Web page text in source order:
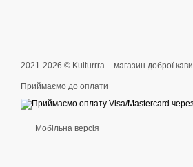
2021-2026 © Kulturrra – магазин доброї кави
Приймаємо до оплати
Мобільна версія